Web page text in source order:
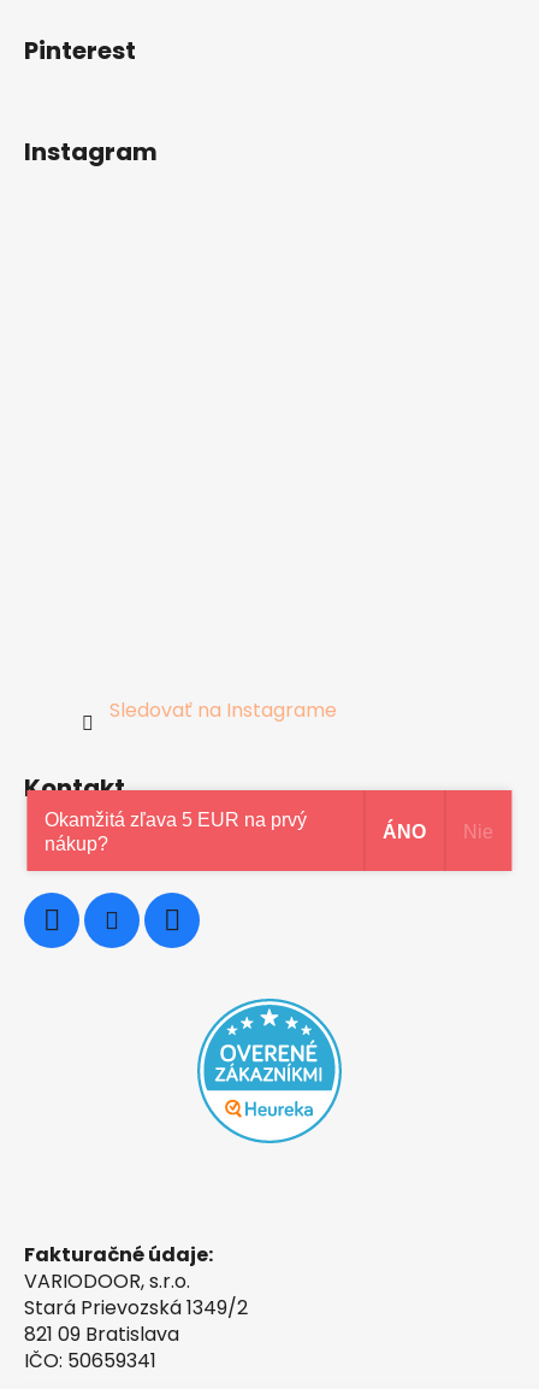
Pinterest
Instagram
Sledovať na Instagrame
Kontakt
0948997914
Fakturačné údaje:
VARIODOOR, s.r.o.
Stará Prievozská 1349/2
821 09 Bratislava
IČO: 50659341
Okamžitá zľava 5 EUR na prvý
nákup?
ÁNO Nie